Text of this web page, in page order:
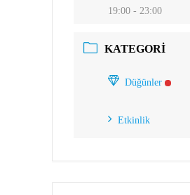
19:00 - 23:00
KATEGORI
Düğünler
Etkinlik